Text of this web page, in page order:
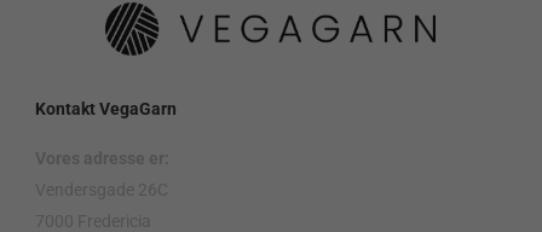
Kontakt VegaGarn
Vores adresse er:
Vendersgade 26C
7000 Fredericia